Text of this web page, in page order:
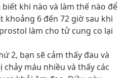
khi nào và làm thế nào để
khoảng 6 đến 72 giờ sau khi
làm cho tử cung co lại
2, bạn sẽ cảm thấy đau và
máu nhiều và thấy các